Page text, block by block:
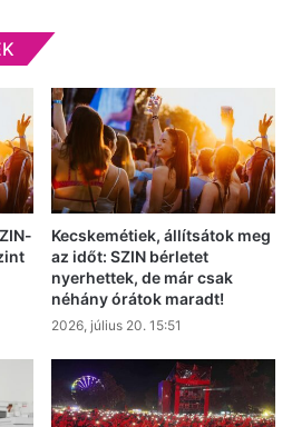
Kecskemétiek, állítsátok meg
az időt: SZIN bérletet
nyerhettek, de már csak
néhány órátok maradt!
2026, július 20. 15:51